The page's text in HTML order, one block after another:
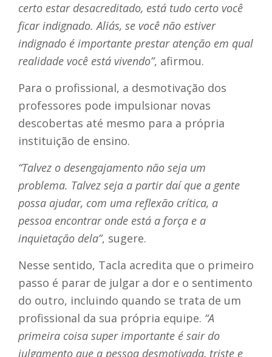
certo estar desacreditado, está tudo certo você
ficar indignado. Aliás, se você não estiver
indignado é importante prestar atenção em qual
realidade você está vivendo”, afirmou.
Para o profissional, a desmotivação dos
professores pode impulsionar novas
descobertas até mesmo para a própria
instituição de ensino.
“Talvez o desengajamento não seja um
problema. Talvez seja a partir daí que a gente
possa ajudar, com uma reflexão crítica, a
pessoa encontrar onde está a força e a
inquietação dela”, sugere.
Nesse sentido, Tacla acredita que o primeiro
passo é parar de julgar a dor e o sentimento
do outro, incluindo quando se trata de um
profissional da sua própria equipe. “A
primeira coisa super importante é sair do
julgamento que a pessoa desmotivada, triste e